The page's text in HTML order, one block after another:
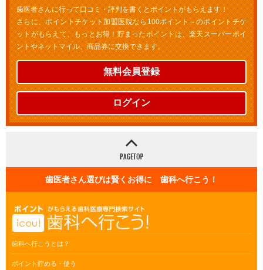
歯医者さんに行って口コミ・評判を書くとポイントがもらえます！
さらに、ポイントチケット加盟医院なら100ポイント～のポイントチケ
ットがもらえて、もっとお得！貯まったポイントは、楽天スーパーポイ
ントやネットマイル、商品券に交換できます。
無料会員登録
ログイン
歯医者さん選びは賢くお得に 歯科へ行こう！
歯科へ行こうとは？
ポイント貯める・使う